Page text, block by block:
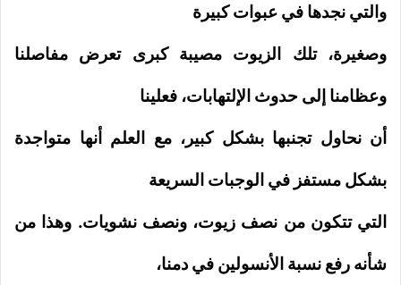
والتي نجدها في عبوات كبيرة
وصغيرة، تلك الزيوت مصيبة كبرى تعرض مفاصلنا
وعظامنا إلى حدوث الإلتهابات، فعلينا
أن نحاول تجنبها بشكل كبير، مع العلم أنها متواجدة
بشكل مستفز في الوجبات السريعة
التي تتكون من نصف زيوت، ونصف نشويات. وهذا من
شأنه رفع نسبة الأنسولين في دمنا،